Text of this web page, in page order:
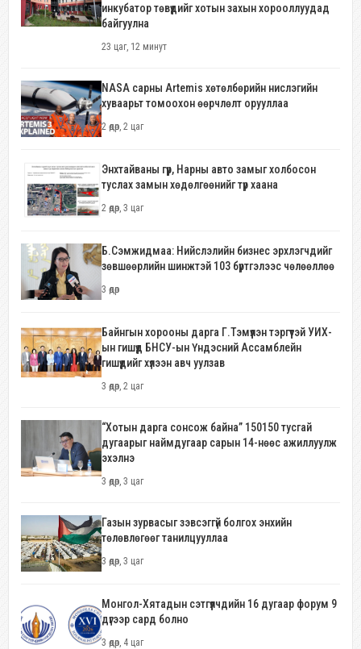
инкубатор төвүүдийг хотын захын хорооллуудад
байгуулна
23 цаг, 12 минут
NASA сарны Artemis хөтөлбөрийн нислэгийн
хуваарьт томоохон өөрчлөлт орууллаа
2 өдөр, 2 цаг
Энхтайваны гүүр, Нарны авто замыг холбосон
туслах замын хөдөлгөөнийг түр хаана
2 өдөр, 3 цаг
Б.Сэмжидмаа: Нийслэлийн бизнес эрхлэгчдийг
зөвшөөрлийн шинжтэй 103 бүртгэлээс чөлөөллөө
3 өдөр
Байнгын хорооны дарга Г.Тэмүүлэн тэргүүтэй УИХ-
ын гишүүд БНСУ-ын Үндэсний Ассамблейн
гишүүдийг хүлээн авч уулзав
3 өдөр, 2 цаг
“Хотын дарга сонсож байна” 150150 тусгай
дугаарыг наймдугаар сарын 14-нөөс ажиллуулж
эхэлнэ
3 өдөр, 3 цаг
Газын зурвасыг зэвсэггүй болгох энхийн
төлөвлөгөөг танилцууллаа
3 өдөр, 3 цаг
Монгол-Хятадын сэтгүүлчдийн 16 дугаар форум 9
дүгээр сард болно
3 өдөр, 4 цаг